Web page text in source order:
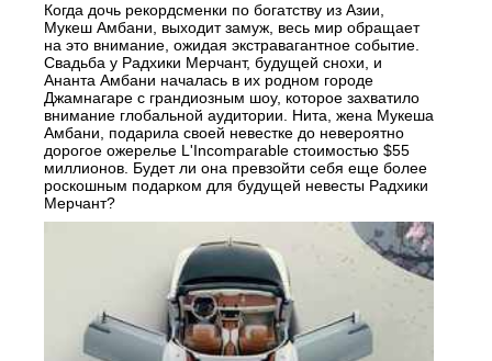
Когда дочь рекордсменки по богатству из Азии,
Мукеш Амбани, выходит замуж, весь мир обращает
на это внимание, ожидая экстравагантное событие.
Свадьба у Радхики Мерчант, будущей снохи, и
Ананта Амбани началась в их родном городе
Джамнагаре с грандиозным шоу, которое захватило
внимание глобальной аудитории. Нита, жена Мукеша
Амбани, подарила своей невестке до невероятно
дорогое ожерелье L'Incomparable стоимостью $55
миллионов. Будет ли она превзойти себя еще более
роскошным подарком для будущей невесты Радхики
Мерчант?